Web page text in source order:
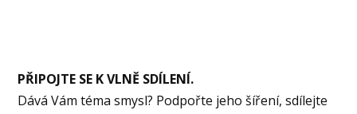
PŘIPOJTE SE K VLNĚ SDÍLENÍ.
Dává Vám téma smysl? Podpořte jeho šíření, sdílejte